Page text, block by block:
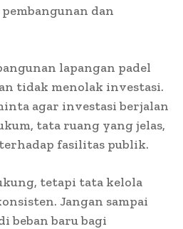
dan
lapangan padel
tidak menolak investasi.
agar investasi berjalan
tata ruang yang jelas,
fasilitas publik.
tetapi tata kelola
Jangan sampai
beban baru bagi